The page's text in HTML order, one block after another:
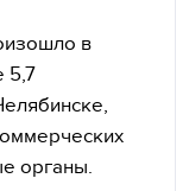
в
5,7
органы.